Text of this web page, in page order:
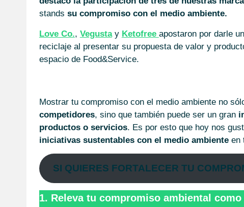
stands su compromiso con el medio ambiente.
Love Co., Vegustay Ketofree apostaron por darle
reciclaje al presentar su propuesta de valor y
espacio de Food&Service.
Mostrar tu compromiso con el medio ambiente no
competidores, sino que también puede ser un gran
productos o servicios. Es por esto que hoy nos
iniciativas sustentables con el medio ambienteen
SI QUIERES FORTALECER TU
1. Releva tu compromiso ambiental